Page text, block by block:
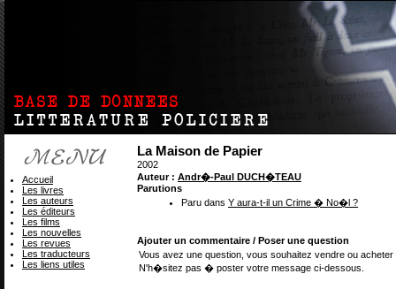
La Maison de Papier
2002
Auteur : Andr�-Paul DUCH�TEAU
Parutions
Paru dans Y aura-t-il un Crime � No�l ?
Ajouter un commentaire / Poser une question
Vous avez une question, vous souhaitez vendre ou
N'h�sitez pas � poster votre message ci-dessous.
Accueil
Les livres
Les auteurs
Les éditeurs
Les films
Les nouvelles
Les revues
Les traducteurs
Les liens utiles